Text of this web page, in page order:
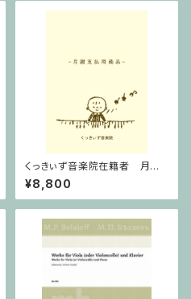
くっきぃず音楽院在籍者 月謝
支払用商品 ピアノ科 ３０分
¥8,800